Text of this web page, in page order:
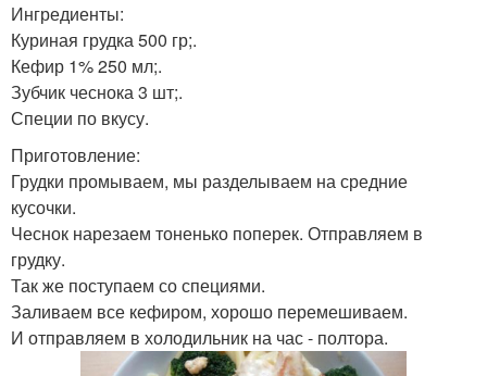
Ингредиенты:
Куриная грудка 500 гр;.
Кефир 1% 250 мл;.
Зубчик чеснока 3 шт;.
Специи по вкусу.
Приготовление:
Грудки промываем, мы разделываем на средние
кусочки.
Чеснок нарезаем тоненько поперек. Отправляем в
грудку.
Так же поступаем со специями.
Заливаем все кефиром, хорошо перемешиваем.
И отправляем в холодильник на час - полтора.